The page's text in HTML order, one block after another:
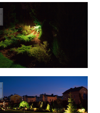
подсветка
подсветка